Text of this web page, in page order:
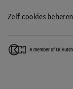
Zelf cookies beheren